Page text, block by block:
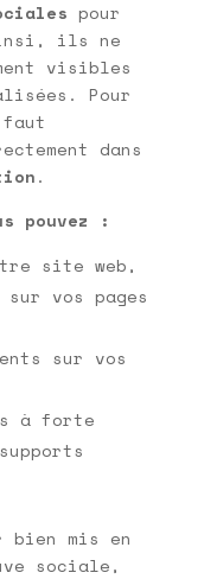
pour
ils ne
visibles
Pour
dans
.
pouvez :
site web,
vos pages
sur vos
à forte
bien mis en
sociale,